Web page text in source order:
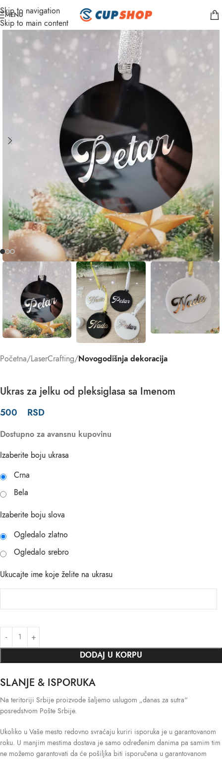
Skip to navigation
Skip to main content
MENU
Početna LaserCrafting Novogodišnja dekoracija
Ukras za jelku od pleksiglasa sa Imenom
500 RSD
Dostupno za avansnu kupovinu
Izaberite boju ukrasa
Crna
Bela
Izaberite boju slova
Ogledalo zlatno
Ogledalo srebro
Ukucajte ime koje želite na ukrasu
DODAJ U KORPU
SLANJE & ISPORUKA
Na teritoriji Srbije proizvode šaljemo uslugom „danas za sutra“
posredstvom Pošte Srbije.
Ukoliko u Vaše mesto redovno svraćaju kuriri isporuka je u garantovanom
roku. U manjim mestima dostava je samo određenim danima pa samim tim
ne možemo garantovati da će pošiljka biti isporučena u garantovanom